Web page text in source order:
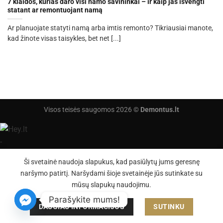
7 klaidos, kurias daro visi namo savininkai – ir kaip jas išvengti
statant ar remontuojant namą
Ar planuojate statyti namą arba imtis remonto? Tikriausiai manote,
kad žinote visas taisykles, bet net [...]
Visos teisės saugomos 2026 © Demontus.lt
Ši svetainė naudoja slapukus, kad pasiūlytų jums geresnę
naršymo patirtį. Naršydami šioje svetainėje jūs sutinkate su
mūsų slapukų naudojimu.
DAUGIAU INFORMACIJOS SUTINKU
Parašykite mums!